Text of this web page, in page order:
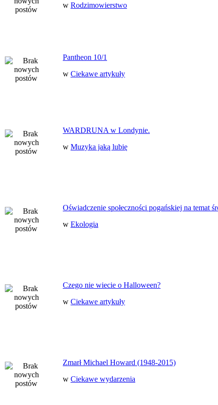
w Rodzimowierstwo
Pantheon 10/1
w Ciekawe artykuły
WARDRUNA w Londynie.
w Muzyka jaką lubię
Oświadczenie społeczności pogańskiej na temat
w Ekologia
Czego nie wiecie o Halloween?
w Ciekawe artykuły
Zmarł Michael Howard (1948-2015)
w Ciekawe wydarzenia